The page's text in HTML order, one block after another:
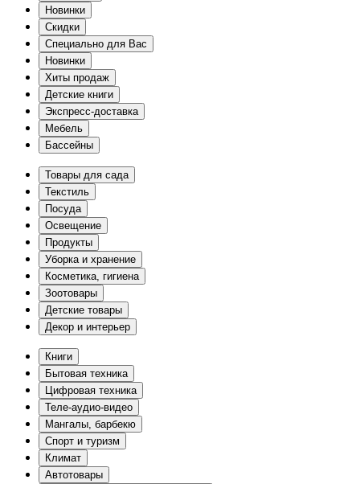
Новинки
Скидки
Специально для Вас
Новинки
Хиты продаж
Детские книги
Экспресс-доставка
Мебель
Бассейны
Товары для сада
Текстиль
Посуда
Освещение
Продукты
Уборка и хранение
Косметика, гигиена
Зоотовары
Детские товары
Декор и интерьер
Книги
Бытовая техника
Цифровая техника
Теле-аудио-видео
Мангалы, барбекю
Спорт и туризм
Климат
Автотовары